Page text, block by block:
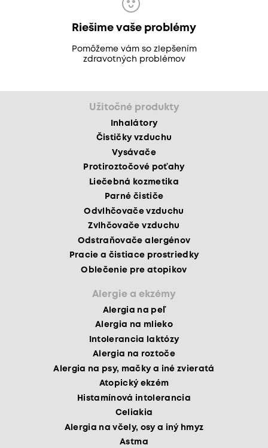
Riešime vaše problémy
Pomôžeme vám so zlepšením
zdravotných problémov
Užitočné produkty
Inhalátory
Čističky vzduchu
Vysávače
Protiroztočové poťahy
Liečebná kozmetika
Parné čističe
Odvlhčovače vzduchu
Zvlhčovače vzduchu
Odstraňovače alergénov
Pracie a čistiace prostriedky
Oblečenie pre atopikov
Alergie a ekzémy
Alergia na peľ
Alergia na mlieko
Intolerancia laktózy
Alergia na roztoče
Alergia na psy, mačky a iné zvieratá
Atopický ekzém
Histamínová intolerancia
Celiakia
Alergia na včely, osy a iný hmyz
Astma